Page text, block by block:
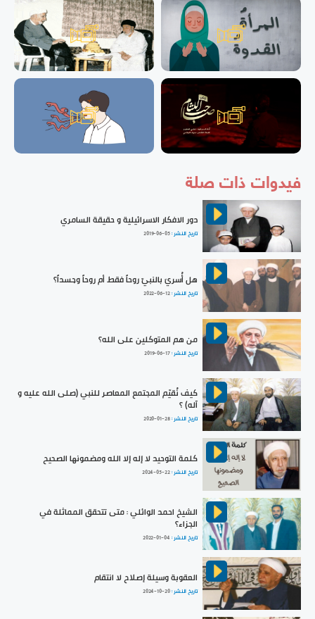
فيدوات ذات صلة
دور الافكار الاسرائيلية و حقيقة السامري
تاريخ النشر :2019-06-05
هل أُسريَ بالنبيّ روحاً فقط أم روحاً وجسداً؟
تاريخ النشر :2022-06-12
من هم المتوكلين على الله؟
تاريخ النشر :2019-06-17
كيف نُقيّم المجتمع المعاصر للنبي (صلى الله عليه و
آله) ؟
تاريخ النشر :2020-01-28
كلمة التوحيد لا إله إلا الله ومضمونها الصحيح
تاريخ النشر :2024-05-22
الشيخ احمد الوائلي : متى تتحقق المماثلة في
الجزاء؟
تاريخ النشر : 2022-01-04
العقوبة وسيلة إصلاح لا انتقام
تاريخ النشر :2024-10-20